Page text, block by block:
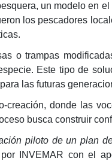
un modelo en
los pescadores
o trampas
Este tipo de
las futuras
creación, donde las
busca construir
piloto de un plan
INVEMAR con el